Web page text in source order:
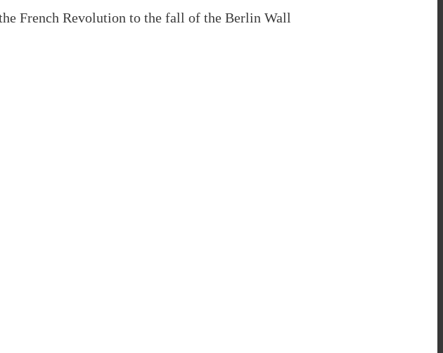
French Revolution to the fall of the Berlin Wall